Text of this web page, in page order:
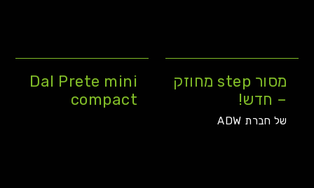
מסור step מחוזק
– חדש!
של חברת ADW
Dal Prete mini
compact